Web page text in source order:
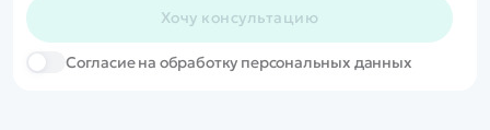
Хочу консультацию
Cогласие на обработку персональных данных